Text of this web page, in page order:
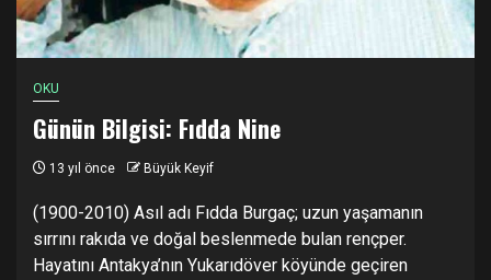
OKU
Günün Bilgisi: Fıdda Nine
13 yıl önce Büyük Keyif
(1900-2010) Asıl adı Fıdda Burgaç; uzun yaşamanın
sırrını rakıda ve doğal beslenmede bulan rençper.
Hayatını Antakya’nın Yukarıdöver köyünde geçiren